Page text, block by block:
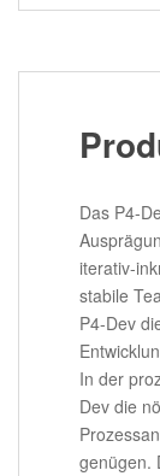
Das P4-
iterativ-
stabile
P4-Dev
In der
Dev die
genügen.